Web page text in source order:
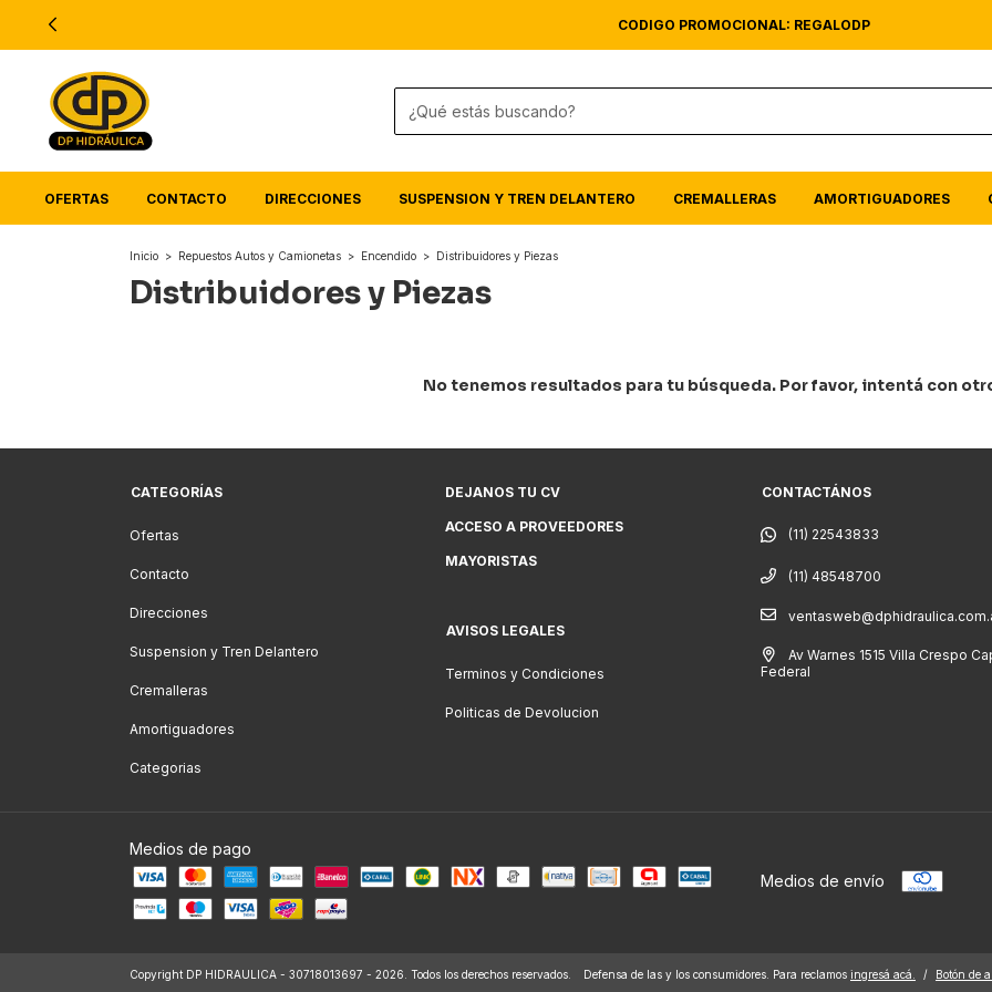
CODIGO PROMOCIONAL: REGALODP
OFERTAS CONTACTO DIRECCIONES SUSPENSION Y TREN DELANTERO CREMALLERAS AMORTIGUADORES
Inicio > Repuestos Autos y Camionetas > Encendido > Distribuidores y Piezas
Distribuidores y Piezas
No tenemos resultados para tu búsqueda. Por favor, intentá con
CATEGORÍAS
Ofertas
Contacto
Direcciones
Suspension y Tren Delantero
Cremalleras
Amortiguadores
Categorias
DEJANOS TU CV
ACCESO A PROVEEDORES
MAYORISTAS
AVISOS LEGALES
Terminos y Condiciones
Politicas de Devolucion
CONTACTÁNOS
(11) 48548700
Av Warnes 1515 Villa Crespo
Federal
Medios de pago
Medios de envío
Copyright DP HIDRAULICA - 30718013697 - 2026. Todos los derechos reservados. Defensa de las y los consumidores. Para reclamos ingresá acá. / Botón de